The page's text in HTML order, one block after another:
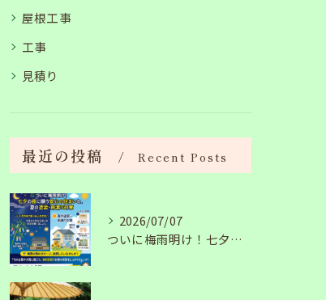
屋根工事
工事
見積り
最近の投稿 Recent Posts
2026/07/07
ついに梅雨明け！七夕の夜に願う安心の住まいと、夏の塗装・雨漏り対策